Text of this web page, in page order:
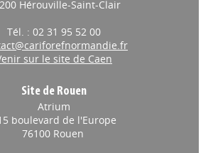
Hérouville-Saint-Clair
Tél. : 02 31 95 52 00
sur le site de Caen
Site de Rouen
Atrium
boulevard de l'Europe
76100 Rouen